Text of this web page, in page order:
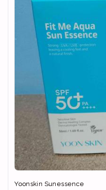
Yoonskin Sunessence